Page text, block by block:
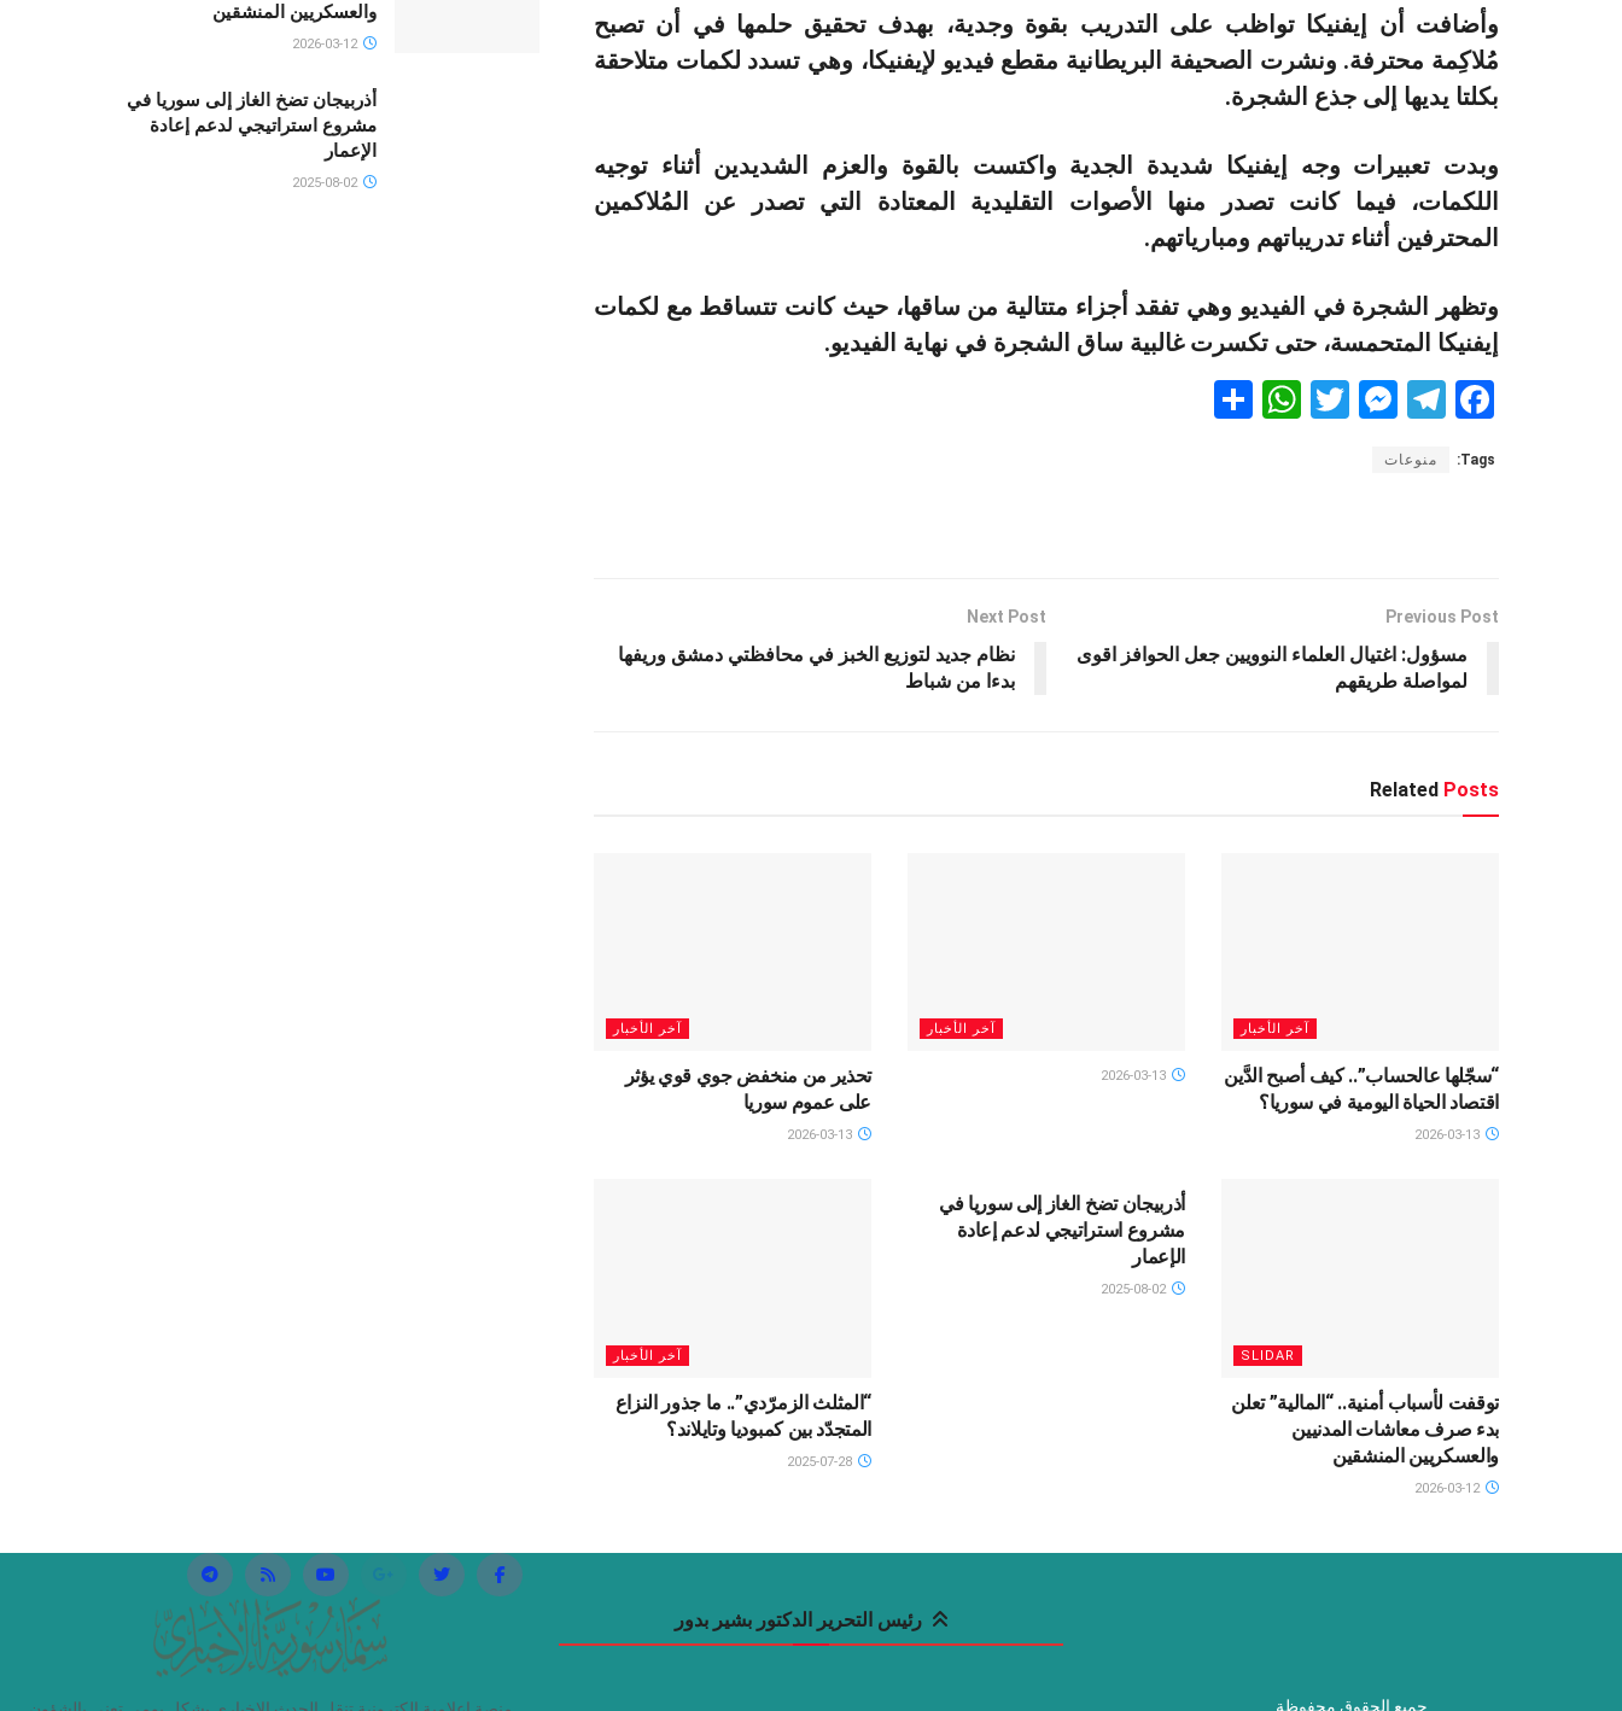
وأضافت أن إيفنيكا تواظب على التدريب بقوة وجدية، بهدف تحقيق حلمها في أن تصبح
مُلاكِمة محترفة. ونشرت الصحيفة البريطانية مقطع فيديو لإيفنيكا، وهي تسدد لكمات متلاحقة
بكلتا يديها إلى جذع الشجرة.
وبدت تعبيرات وجه إيفنيكا شديدة الجدية واكتست بالقوة والعزم الشديدين أثناء توجيه
اللكمات، فيما كانت تصدر منها الأصوات التقليدية المعتادة التي تصدر عن المُلاكمين
المحترفين أثناء تدريباتهم ومبارياتهم.
وتظهر الشجرة في الفيديو وهي تفقد أجزاء متتالية من ساقها، حيث كانت تتساقط مع لكمات
إيفنيكا المتحمسة، حتى تكسرت غالبية ساق الشجرة في نهاية الفيديو.
F
ce
k
T
e
M
T
W
Tags: منوعات
Previous Post
مسؤول: اغتيال العلماء النوويين جعل الحوافز اقوى
لمواصلة طريقهم
Next Post
نظام جديد لتوزيع الخبز في محافظتي دمشق وريفها
بدءا من شباط
Related Posts
آخر الأخبار
“سجّلها عالحساب”.. كيف أصبح الدَّين
اقتصاد الحياة اليومية في سوريا؟
آخر الأخبار آخر الأخبار
تحذير من منخفض جوي قوي يؤثر
على عموم سوريا
SLIDAR
توقفت لأسباب أمنية.. “المالية” تعلن
بدء صرف معاشات المدنيين
والعسكريين المنشقين
أذربيجان تضخ الغاز إلى سوريا في
مشروع استراتيجي لدعم إعادة
الإعمار
2025-08-02
آخر الأخبار
“المثلث الزمرّدي”.. ما جذور النزاع
المتجدّد بين كمبوديا وتايلاند؟
والعسكريين المنشقين
2026-03-12
أذربيجان تضخ الغاز إلى سوريا في
مشروع استراتيجي لدعم إعادة
الإعمار
2025-08-02
رئيس التحرير الدكتور بشير بدور
جميع الحقوق محفوظة